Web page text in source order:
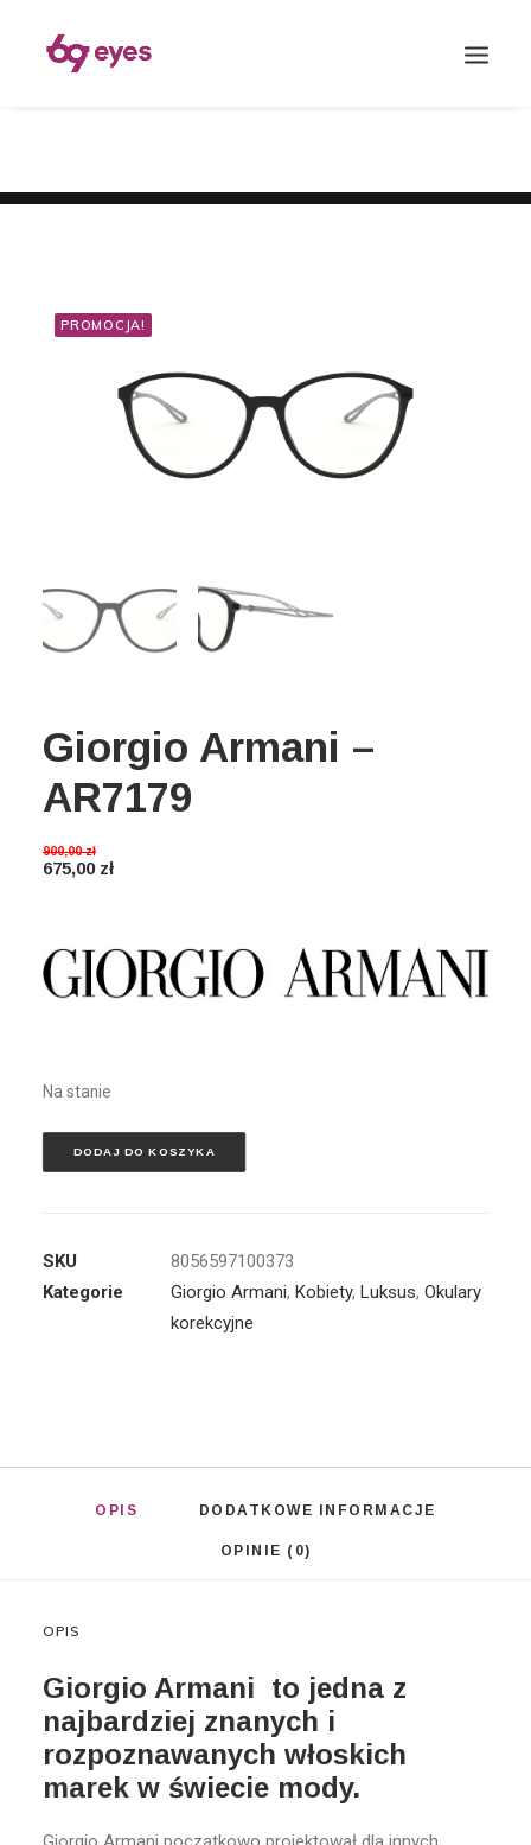
Wyszukiwanie
Koszyk
PROMOCJA!
Giorgio Armani –
AR7179
900,00zł
675,00 zł
Na stanie
DODAJ DO KOSZYKA
SKU
8056597100373
Kategorie
Giorgio Armani, Kobiety, Luksus, Okulary
korekcyjne
OPIS DODATKOWE INFORMACJE
OPINIE (0)
OPIS
Giorgio Armani to jedna z
najbardziej znanych i
rozpoznawanych włoskich
marek w świecie mody.